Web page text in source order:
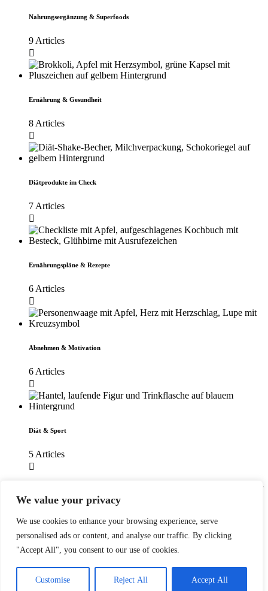
We value your privacy
We use cookies to enhance your browsing experience, serve
personalised ads or content, and analyse our traffic. By clicking
"Accept All", you consent to our use of cookies.
Customise Reject All Accept All
Nahrungsergänzung & Superfoods
9 Articles
Ernährung & Gesundheit
8 Articles
Diätprodukte im Check
7 Articles
Ernährungspläne & Rezepte
6 Articles
Abnehmen & Motivation
6 Articles
Diät & Sport
5 Articles
Fehler: Kein Feed mit der ID 5 gefunden.
Bitte geh zur Instagram-Feed-Einstellungsseite, um einen Feed zu
erstellen.
Impressum